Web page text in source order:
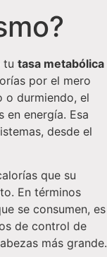
tu tasa metabólica
por el mero
o durmiendo, el
energía. Esa
desde el
que su
En términos
se consumen, es
de control de
más grande.